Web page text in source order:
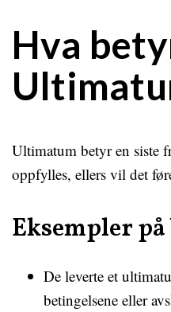
Hva
Ultimatum betyr en siste
oppfylles, ellers vil det
Eksempler
De leverte et
betingelsene eller